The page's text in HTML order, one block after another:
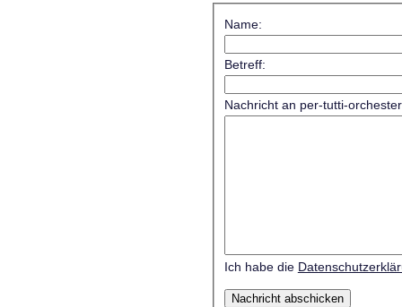
Name:
Betreff:
Nachricht an per-tutti-
Ich habe die